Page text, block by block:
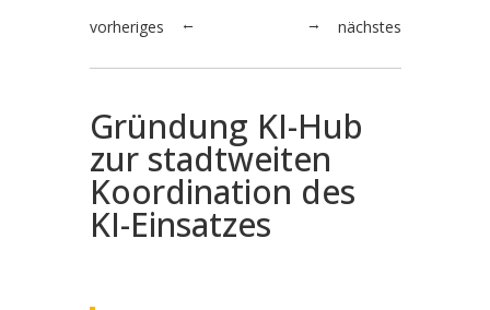
← nächstes
vorheriges →
Gründung KI-Hub
zur stadtweiten
Koordination des
KI-Einsatzes